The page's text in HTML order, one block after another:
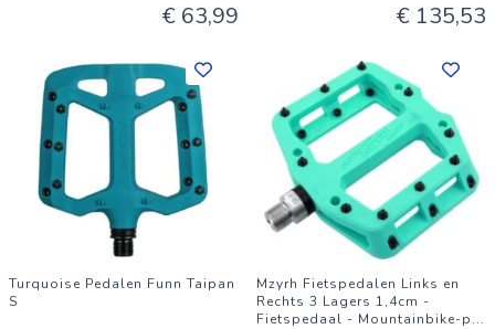
€ 63,99 € 135,53
Turquoise Pedalen Funn Taipan
S
Mzyrh Fietspedalen Links en
Rechts 3 Lagers 1,4cm -
Fietspedaal - Mountainbike-p...